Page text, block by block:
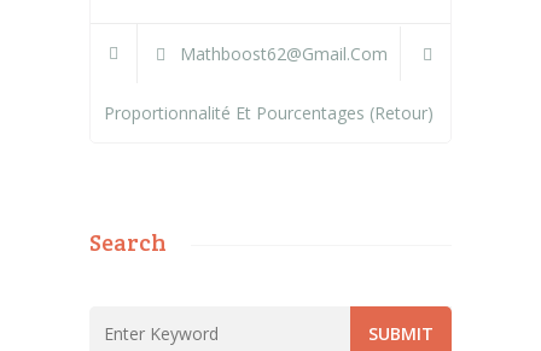
Mathboost62@gmail.com
Proportionnalité Et Pourcentages (retour)
Search